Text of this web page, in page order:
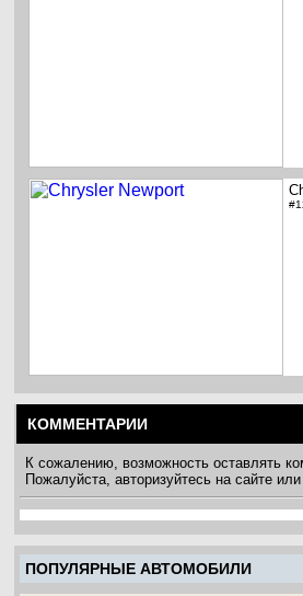
КОММЕНТАРИИ
К сожалению, возможность оставлять
Пожалуйста, авторизуйтесь на сайте
ПОПУЛЯРНЫЕ АВТОМОБИЛИ